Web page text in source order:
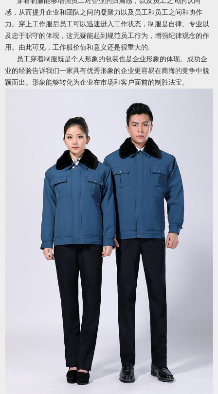
感，从而提升企业和团队之间的凝聚力以及员工和员工之间和协作
力。穿上工作服后员工可以迅速进入工作状态，制服是自律、专业以
及忠于职守的体现，这无疑能起到规范员工行为，增强纪律观念的作
用。由此可见，工作服价值和意义还是很重大的.
员工穿着制服既是个人形象的包装也是企业形象的体现。成功企
业的经验告诉我们一家具有优秀形象的企业更容易在商海的竞争中脱
颖而出。形象能够转化为企业在市场和客户面前的制胜法宝。